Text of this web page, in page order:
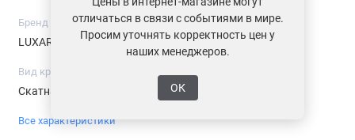
Бренд
LUXARD
Серия
Classic
Вид кровли
Скатная Композитная
Все характеристики
отличаться в связи с событиями в мире.
Просим уточнять корректность цен у
наших менеджеров.
ОК